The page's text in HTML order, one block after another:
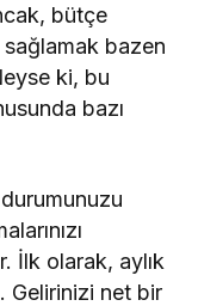
bütçe
bazen
ki, bu
bazı
İlk olarak, aylık
Gelirinizi net bir